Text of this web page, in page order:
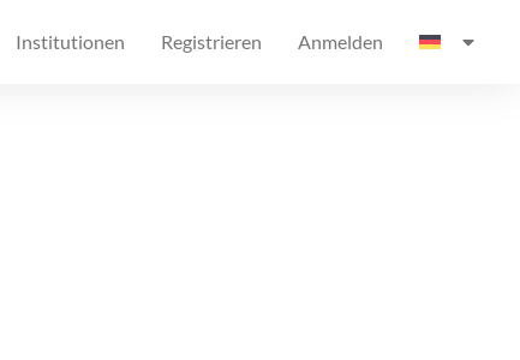
Institutionen Registrieren Anmelden